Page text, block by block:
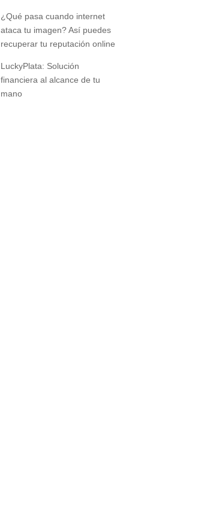
¿Qué pasa cuando internet
ataca tu imagen? Así puedes
recuperar tu reputación online
LuckyPlata: Solución
financiera al alcance de tu
mano